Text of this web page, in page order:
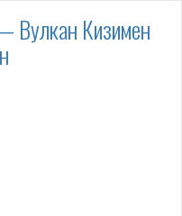
Вулкан Кизимен